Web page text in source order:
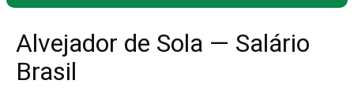
Alvejador de Sola — Salário
Brasil